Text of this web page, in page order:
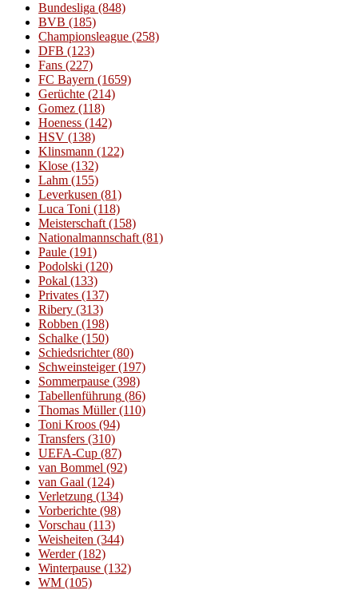
Bundesliga (848)
BVB (185)
Championsleague (258)
DFB (123)
Fans (227)
FC Bayern (1659)
Gerüchte (214)
Gomez (118)
Hoeness (142)
HSV (138)
Klinsmann (122)
Klose (132)
Lahm (155)
Leverkusen (81)
Luca Toni (118)
Meisterschaft (158)
Nationalmannschaft (81)
Paule (191)
Podolski (120)
Pokal (133)
Privates (137)
Ribery (313)
Robben (198)
Schalke (150)
Schiedsrichter(80)
Schweinsteiger(197)
Sommerpause (398)
Tabellenführung (86)
Thomas Müller(110)
Toni Kroos (94)
Transfers (310)
UEFA-Cup (87)
van Bommel (92)
van Gaal (124)
Verletzung (134)
Vorberichte (98)
Vorschau (113)
Weisheiten (344)
Werder(182)
Winterpause (132)
WM (105)